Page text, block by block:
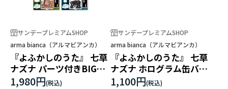
サンデープレミアムSHOP
arma bianca（アルマビアンカ）
『よふかしのうた』 七草
ナズナ パーツ付きBIGア
クリルスタンド
1,980円
サンデープレミアムSHOP
arma bianca（アルマビアンカ）
『よふかしのうた』 七草
ナズナ ホログラム缶バッ
ジ2個セット ver.A
1,100円